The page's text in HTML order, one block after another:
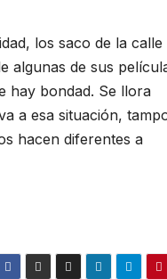
los saco de la calle
algunas de sus
hay bondad. Se llora
a esa situación,
hacen diferentes a